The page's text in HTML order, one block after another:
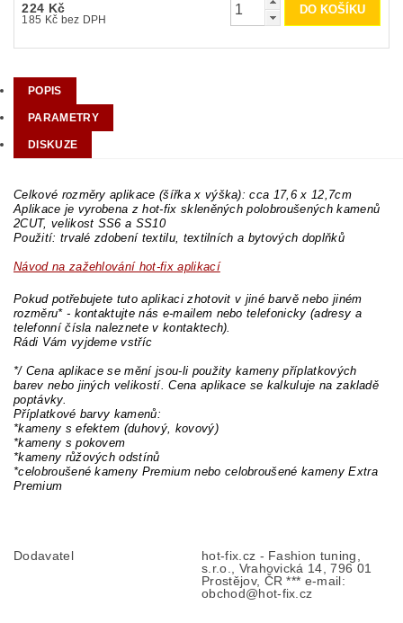
224 Kč
185 Kč bez DPH
POPIS
PARAMETRY
DISKUZE
Celkové rozměry aplikace (šířka x výška): cca 17,6 x 12,7cm
Aplikace je vyrobena z hot-fix skleněných polobroušených kamenů
2CUT, velikost SS6 a SS10
Použití: trvalé zdobení textilu, textilních a bytových doplňků
Návod na zažehlování hot-fix aplikací
Pokud potřebujete tuto aplikaci zhotovit v jiné barvě nebo jiném
rozměru* - kontaktujte nás e-mailem nebo telefonicky (adresy a
telefonní čísla naleznete v kontaktech).
Rádi Vám vyjdeme vstříc
*/ Cena aplikace se mění jsou-li použity kameny příplatkových
barev nebo jiných velikostí. Cena aplikace se kalkuluje na zakladě
poptávky.
Příplatkové barvy kamenů:
*kameny s efektem (duhový, kovový)
*kameny s pokovem
*kameny růžových odstínů
*celobroušené kameny Premium nebo celobroušené kameny Extra
Premium
Dodavatel
hot-fix.cz - Fashion tuning,
s.r.o., Vrahovická 14, 796 01
Prostějov, ČR *** e-mail:
obchod@hot-fix.cz